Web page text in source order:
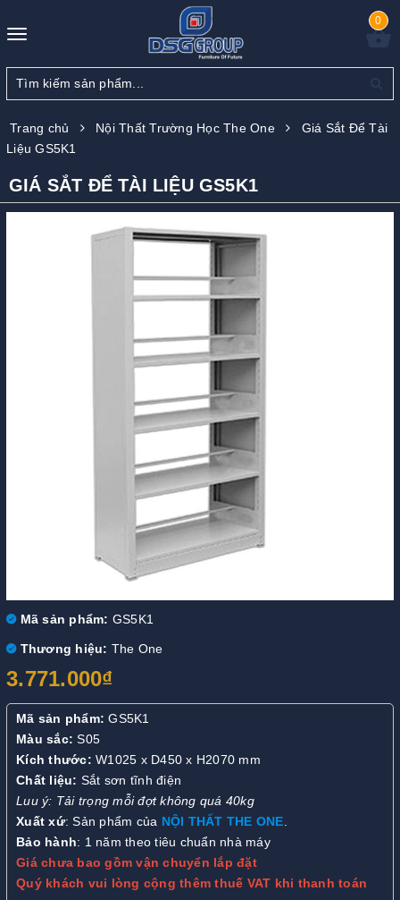
Toggle
0
Trang chủ Nội Thất Trường Học The One
Giá Sắt Để Tài
Liệu GS5K1
GIÁ SẮT ĐỂ TÀI LIỆU GS5K1
Mã sản phẩm: GS5K1
Thương hiệu: The One
3.771.000₫
Mã sản phẩm: GS5K1
Màu sắc: S05
Kích thước: W1025 x D450 x H2070 mm
Chất liệu: Sắt sơn tĩnh điện
Luu ý: Tải trọng mỗi đợt không quá 40kg
Xuất xứ: Sản phẩm của NỘI THẤT THE ONE.
Bảo hành: 1 năm theo tiêu chuẩn nhà máy
Giá chưa bao gồm vận chuyển lắp đặt
Quý khách vui lòng cộng thêm thuế VAT khi thanh toán